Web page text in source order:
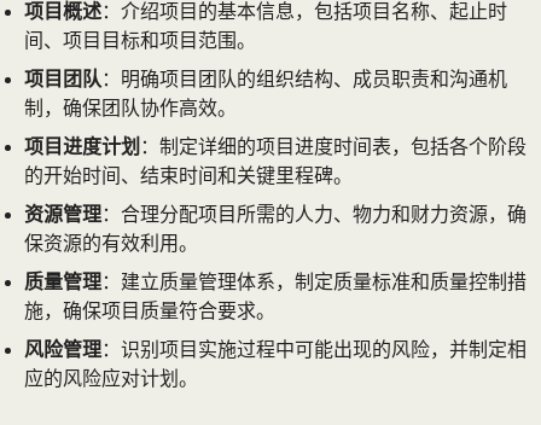
项目概述：介绍项目的基本信息，包括项目名称、起止时
间、项目目标和项目范围。
项目团队 ：明确项目团队的组织结构、成员职责和沟通机
制，确保团队协作高效。
项目进度计划 ：制定详细的项目进度时间表，包括各个阶段
的开始时间、结束时间和关键里程碑。
资源管理：合理分配项目所需的人力、物力和财力资源，确
保资源的有效利用。
质量管理：建立质量管理体系，制定质量标准和质量控制措
施，确保项目质量符合要求。
风险管理：识别项目实施过程中可能出现的风险，并制定相
应的风险应对计划。